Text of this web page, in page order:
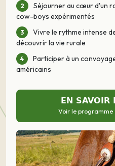
Séjourner au cœur d'un
cow-boys expérimentés
Vivre le rythme intense
découvrir la vie rurale
Participer à un
américains
EN SAVOIR
Voir le